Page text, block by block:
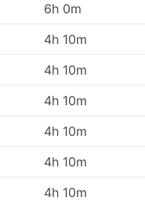
6h 0m
4h 10m
4h 10m
4h 10m
4h 10m
4h 10m
4h 10m